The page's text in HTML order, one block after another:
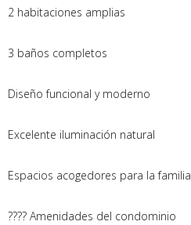
2 habitaciones amplias
3 baños completos
Diseño funcional y moderno
Excelente iluminación natural
Espacios acogedores para la familia
???? Amenidades del condominio